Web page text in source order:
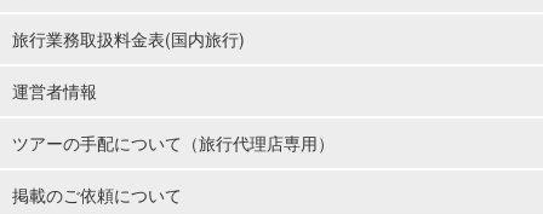
旅行業務取扱料金表(国内旅行)
運営者情報
ツアーの手配について（旅行代理店専用）
掲載のご依頼について